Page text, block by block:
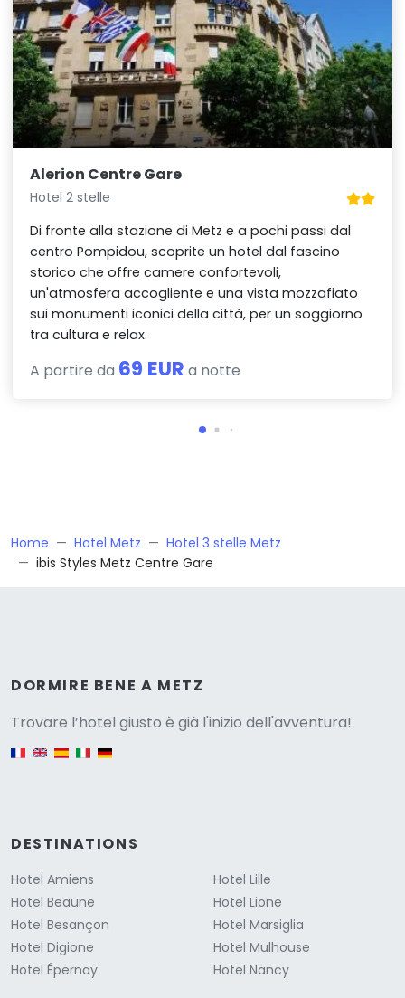
Alerion Centre Gare
Hotel 2 stelle
Di fronte alla stazione di Metz e a pochi passi dal
centro Pompidou, scoprite un hotel dal fascino
storico che offre camere confortevoli,
un'atmosfera accogliente e una vista mozzafiato
sui monumenti iconici della città, per un soggiorno
tra cultura e relax.
A partire da 69 EUR a notte
Home Hotel Metz
Hotel 3 stelle Metz
ibis Styles Metz Centre Gare
DORMIRE BENE A METZ
Trovare l’hotel giusto è già l'inizio dell'avventura!
English version
DESTINATIONS
Hotel Amiens
Hotel Beaune
Hotel Besançon
Hotel Digione
Hotel Épernay
Hotel Lille
Hotel Lione
Hotel Marsiglia
Hotel Mulhouse
Hotel Nancy